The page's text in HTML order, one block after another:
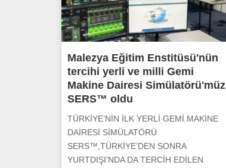
Malezya Eğitim Enstitüsü'nün
tercihi yerli ve milli Gemi
Makine Dairesi Simülatörü'müz
SERS™ oldu
TÜRKİYE’NİN İLK YERLİ GEMİ MAKİNE
DAİRESİ SİMÜLATÖRÜ
SERS™,TÜRKİYE’DEN SONRA
YURTDIŞI’NDA DA TERCİH EDİLEN